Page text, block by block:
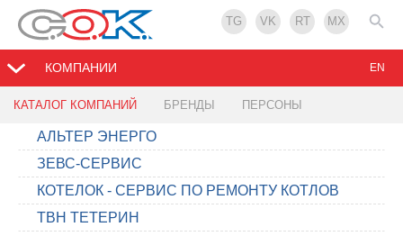
TG VK RT MX
КОМПАНИИ
КАТАЛОГ КОМПАНИЙ БРЕНДЫ ПЕРСОНЫ
EN
АЛЬТЕР ЭНЕРГО
ЗЕВС-СЕРВИС
КОТЕЛОК - СЕРВИС ПО РЕМОНТУ КОТЛОВ
ТВН ТЕТЕРИН